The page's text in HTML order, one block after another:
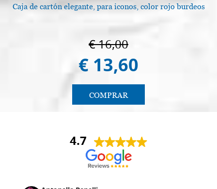
Caja de cartón elegante, para iconos, color rojo burdeos
€ 16,00
€ 13,60
COMPRAR
4.7